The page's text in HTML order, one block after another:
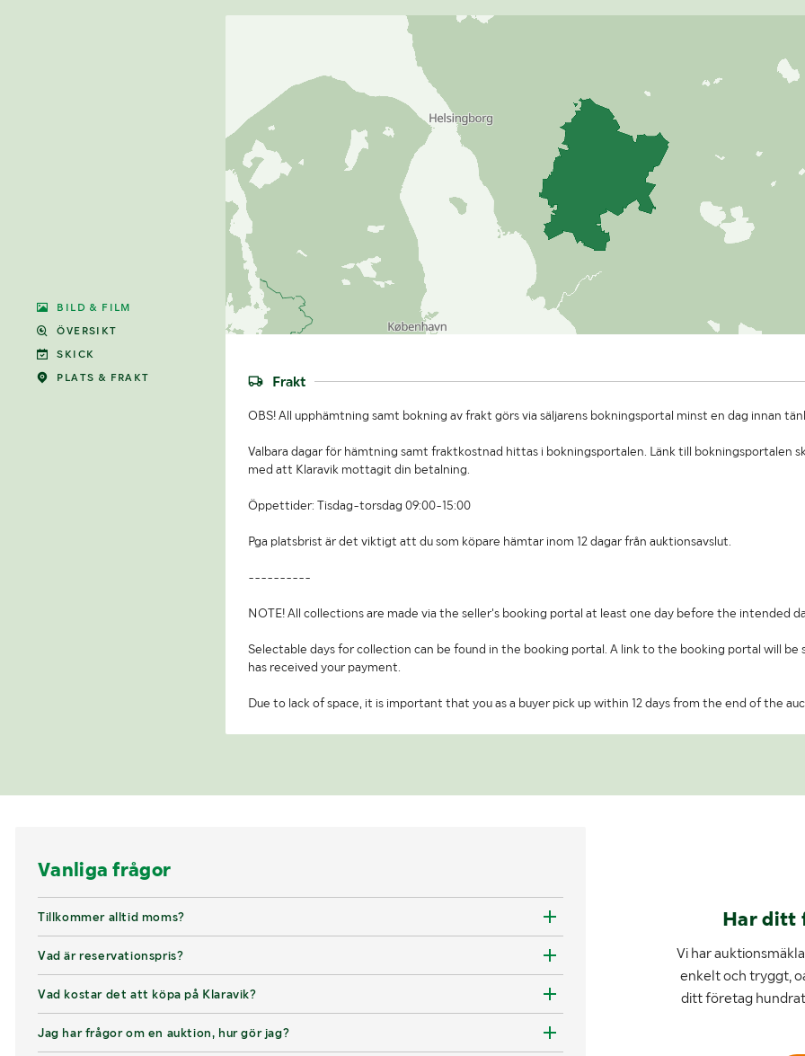
BILD & FILM
ÖVERSIKT
SKICK
PLATS & FRAKT
Frakt
OBS! All upphämtning samt bokning av frakt görs via säljarens bokningsportal minst en dag innan
Valbara dagar för hämtning samt fraktkostnad hittas i bokningsportalen. Länk till bokningsportalen
med att Klaravik mottagit din betalning.
Öppettider: Tisdag-torsdag 09:00-15:00
Pga platsbrist är det viktigt att du som köpare hämtar inom 12 dagar från auktionsavslut.
----------
NOTE! All collections are made via the seller's booking portal at least one day before the intended
Selectable days for collection can be found in the booking portal. A link to the booking portal will be
has received your payment.
Due to lack of space, it is important that you as a buyer pick up within 12 days from the end of the
Vanliga frågor
Tillkommer alltid moms?
Vad är reservationspris?
Vad kostar det att köpa på Klaravik?
Jag har frågor om en auktion, hur gör jag?
Har ditt
Vi har
enkelt och tryggt,
ditt företag